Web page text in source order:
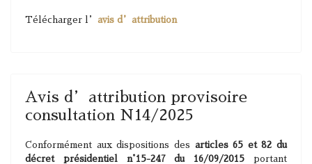
Télécharger l’ avis d’attribution
Avis d’attribution provisoire
consultation N14/2025
Conformément aux dispositions des articles 65 et 82 du
décret présidentiel n°15-247 du 16/09/2015 portant